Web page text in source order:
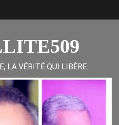
LA VÉRITÉ QUI LIBÈRE.